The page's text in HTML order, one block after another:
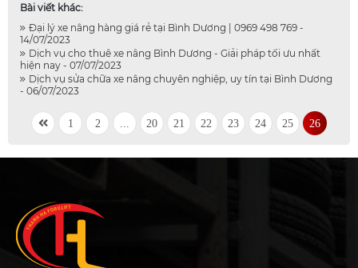
Bài viết khác:
Đại lý xe nâng hàng giá rẻ tại Bình Dương | 0969 498 769 -
14/07/2023
Dịch vụ cho thuê xe nâng Bình Dương - Giải pháp tối ưu nhất
hiện nay - 07/07/2023
Dịch vụ sửa chữa xe nâng chuyên nghiệp, uy tín tại Bình Dương
- 06/07/2023
1 2 20 21 22 23 24 25 26